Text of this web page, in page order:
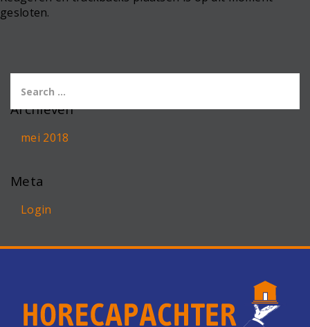
gesloten.
Archieven
mei 2018
Meta
Login